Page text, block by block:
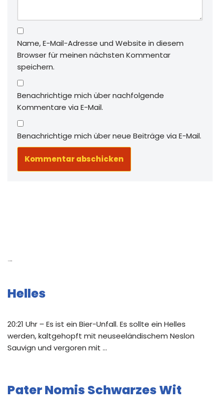
Name, E-Mail-Adresse und Website in diesem
Browser für meinen nächsten Kommentar
speichern.
Benachrichtige mich über nachfolgende
Kommentare via E-Mail.
Benachrichtige mich über neue Beiträge via E-Mail.
Helles
20:21 Uhr – Es ist ein Bier-Unfall. Es sollte ein Helles
werden, kaltgehopft mit neuseeländischem Neslon
Sauvign und vergoren mit …
Pater Nomis Schwarzes Wit